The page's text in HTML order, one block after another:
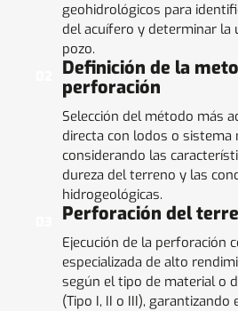
geohidrológicos para
del acuífero y determinar la
pozo.
Definición de la
perforación
Selección del método más
directa con lodos o sistema
considerando las
dureza del terreno y las
hidrogeológicas.
Perforación del
Ejecución de la perforación
especializada de alto
según el tipo de material o
(Tipo I, II o III), garantizando